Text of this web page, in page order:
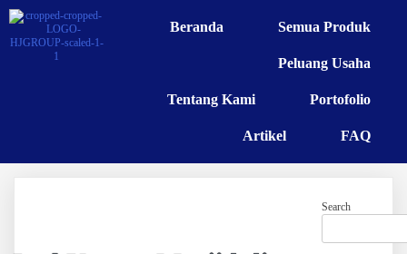
Beranda Semua Produk
Peluang Usaha
Tentang Kami Portofolio
Artikel FAQ
Search